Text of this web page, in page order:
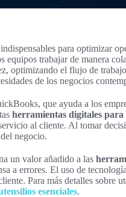
para optimizar
trabajar de manera
optimizando el flujo de
de los negocios
que ayuda a los
herramientas digitales para
al cliente. Al tomar
negocio.
un valor añadido a las
a errores. El uso de
Para más detalles sobre
esenciales.